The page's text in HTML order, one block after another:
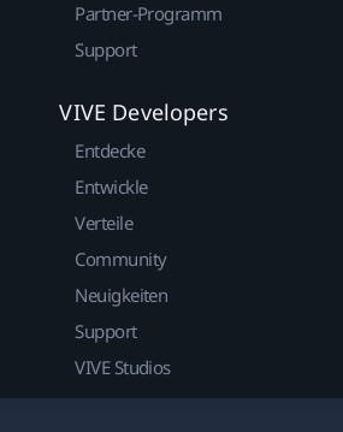
Partner-Programm
Support
VIVE Developers
Entdecke
Entwickle
Verteile
Community
Neuigkeiten
Support
VIVE Studios